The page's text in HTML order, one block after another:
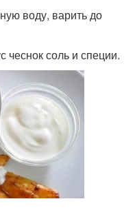
воду, варить до
чеснок соль и специи.